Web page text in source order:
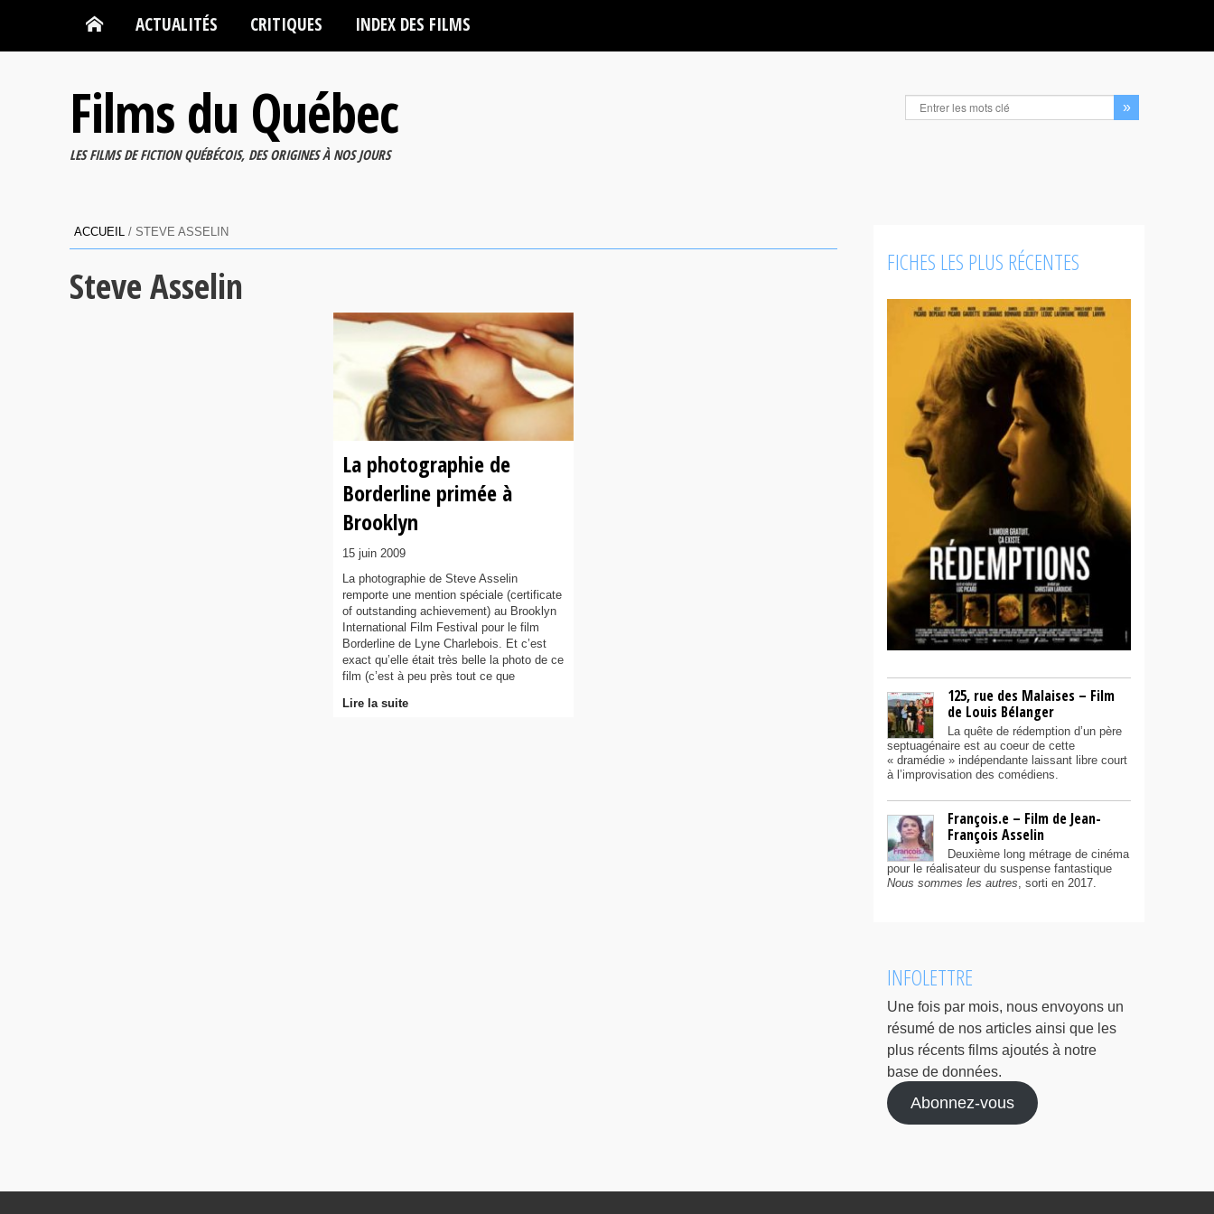
ACTUALITÉS CRITIQUES INDEX DES FILMS
Films du Québec
LES FILMS DE FICTION QUÉBÉCOIS, DES ORIGINES À NOS JOURS
ACCUEIL / STEVE ASSELIN
Steve Asselin
La photographie de
Borderline primée à
Brooklyn
15 juin 2009
La photographie de Steve Asselin
remporte une mention spéciale (certificate
of outstanding achievement) au Brooklyn
International Film Festival pour le film
Borderline de Lyne Charlebois. Et c’est
exact qu’elle était très belle la photo de ce
film (c’est à peu près tout ce que
Lire la suite
FICHES LES PLUS RÉCENTES
125, rue des Malaises – Film
de Louis Bélanger
La quête de rédemption d’un père
septuagénaire est au coeur de cette
« dramédie » indépendante laissant libre court
à l’improvisation des comédiens.
François.e – Film de Jean-
François Asselin
Deuxième long métrage de cinéma
pour le réalisateur du suspense fantastique
Nous sommes les autres, sorti en 2017.
INFOLETTRE
Une fois par mois, nous envoyons un
résumé de nos articles ainsi que les
plus récents films ajoutés à notre
base de données.
Abonnez-vous